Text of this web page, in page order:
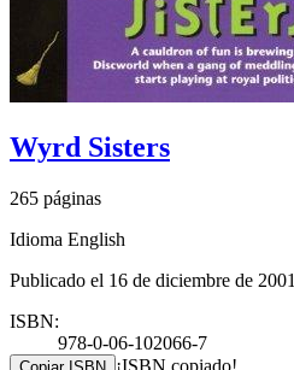
Wyrd Sisters
265 páginas
Idioma English
Publicado el 16 de diciembre de 2001
ISBN:
978-0-06-102066-7